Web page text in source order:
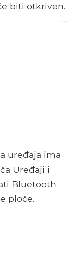
biti otkriven.
uređaja ima
Uređaji i
Bluetooth
ploče.